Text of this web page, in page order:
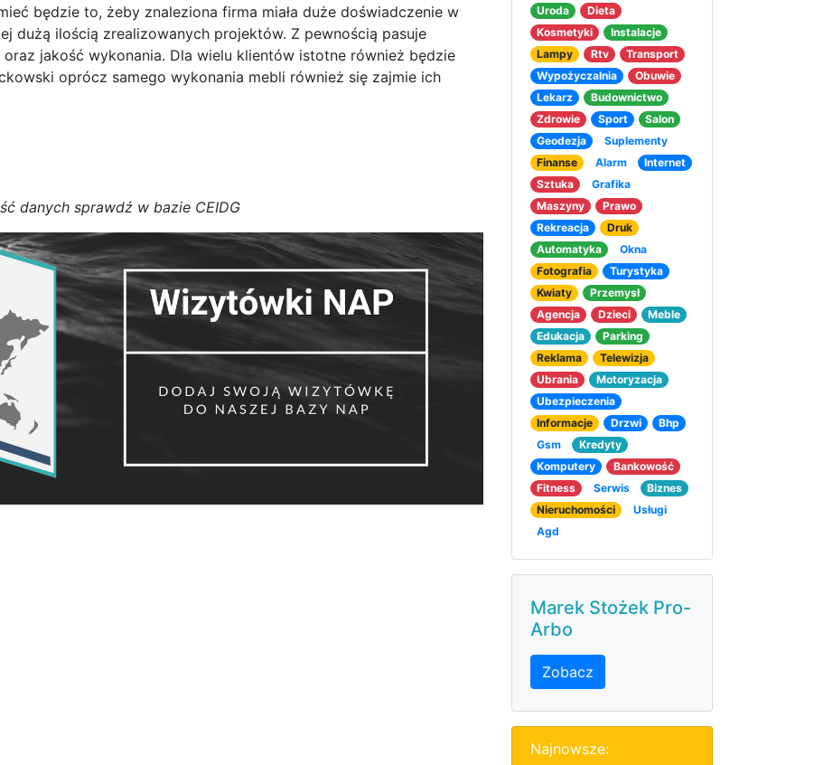
będzie to, żeby znaleziona firma miała duże doświadczenie w
dużą ilością zrealizowanych projektów. Z pewnością pasuje
jakość wykonania. Dla wielu klientów istotne również będzie
oprócz samego wykonania mebli również się zajmie ich
ść danych sprawdź w bazie CEIDG
Uroda
Dieta
Kosmetyki
Instalacje
Lampy
Rtv
Transport
Wypożyczalnia
Obuwie
Lekarz
Budownictwo
Zdrowie
Sport
Salon
Geodezja
Suplementy
Finanse
Alarm
Internet
Sztuka
Grafika
Maszyny
Prawo
Rekreacja
Druk
Automatyka
Okna
Fotografia
Turystyka
Kwiaty
Przemysł
Agencja
Dzieci
Meble
Edukacja
Parking
Reklama
Telewizja
Ubrania
Motoryzacja
Ubezpieczenia
Informacje
Drzwi
Bhp
Gsm
Kredyty
Komputery
Bankowość
Fitness
Serwis
Biznes
Nieruchomości
Usługi
Agd
Marek Stożek Pro-
Arbo
Zobacz
Najnowsze: